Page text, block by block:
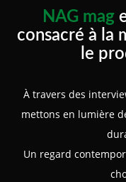
NAG mag
consacré à la
le
À travers des
mettons en lumière
Un regard